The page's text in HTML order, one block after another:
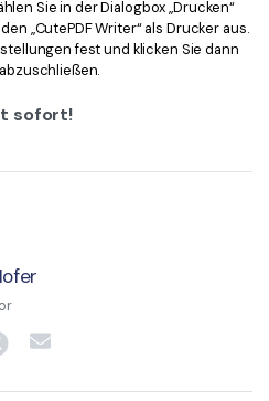
Sie in der Dialogbox „Drucken“
„CutePDF Writer“ als Drucker aus.
fest und klicken Sie dann
sofort!